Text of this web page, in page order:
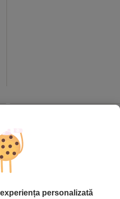
personalizată